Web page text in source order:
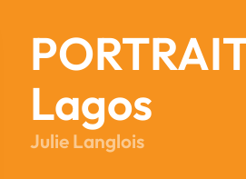
Lagos
Julie Langlois